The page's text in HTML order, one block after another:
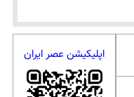
اپلیکیشن عصر ایران